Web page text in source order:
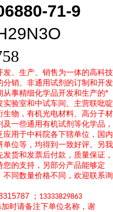
71-9
、生产、销售为一体的高科技
销、非通用试剂的订制和开发
事精细化学品开发和生产的*
验室和中试车间。主营联吡啶
物，有机光电材料、高分子材
一些通用有机试剂等化学品，
用于中科院各下辖单位，国内
位等，均得到一致好评。另我
货和发票后付款，质量保证，
的支持，另部分产品能够定
同数量价格不同，欢迎联系询
； 13333829863
加时请备注下单位名称，谢